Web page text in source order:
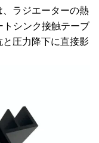
ラジエーターの熱
トシンク接触テーブ
圧力降下に直接影